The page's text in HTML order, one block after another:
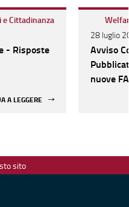
Cittadinanza
- Risposte
A LEGGERE
28 luglio
Avviso
nuove
sito